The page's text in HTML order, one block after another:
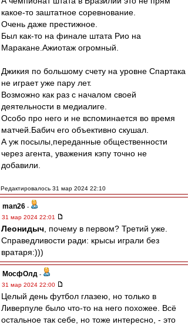
какое-то заштатное соревнование.
Очень даже престижное.
Был как-то на финале штата Рио на
Маракане.Ажиотаж огромный.
Джикия по большому счету на уровне Спартака
не играет уже пару лет.
Возможно как раз с началом своей
деятельности в медиалиге.
Особо про него и не вспоминается во время
матчей.Бабич его объективно скушал.
А уж посылы,переданные общественности
через агента, уважения кэпу точно не
добавили.
Редактировалось 31 мар 2024 22:10
man26 -
31 мар 2024 22:01
Леонидыч , почему в первом? Третий уже.
Справедливости ради: крысы играли без
вратаря:)))
МосфОлд -
31 мар 2024 22:00
Целый день футбол глазею, но только в
Ливерпуле было что-то на него похожее. Всё
остальное так себе, но тоже интересно, - это